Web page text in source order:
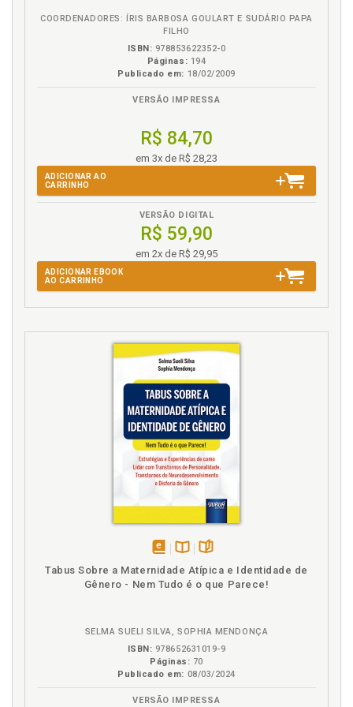
Formulação de hipótese, p. 65
Hábito da definição, p. 23
Hábito da distinção, p. 27
Hábitos de relação, causalidade e sistematização, p.
29
Hipótese. Comprovação da hipótese, p. 50
Hipótese e teoria, p. 43
Hipóteses. Formulação de hipótese, p. 65
Histórico. Método histórico, p. 76
Identificação de dimensões, variáveis, categorias.
Anexo F, p. 119
Indutivo. Método, p. 73
Interrogações. Contexto do problema e
interrogações, p. 59
Introdução, p. 19
Introdução. Questões introdutórias, p. 61
Justificativa e originalidade, p. 61
Marco de referência teórico. Redação sistemática
Método analítico, p. 75
Método comparativo, p. 82
Método de análise de casos na pesquisa qualitativa,
COORDENADORES: ÍRIS BARBOSA GOULART E SUDÁRIO PAPA
FILHO
ISBN: 978853622352-0
Páginas: 194
Publicado em: 18/02/2009
VERSÃO IMPRESSA
R$ 84,70
em 3x de R$ 28,23
ADICIONAR AO
CARRINHO
VERSÃO DIGITAL
R$ 59,90
em 2x de R$ 29,95
ADICIONAR EBOOK
AO CARRINHO
em
na
Tabus Sobre a Maternidade Atípica e Identidade de
Gênero - Nem Tudo é o que Parece!
SELMA SUELI SILVA, SOPHIA MENDONÇA
ISBN: 978652631019-9
Páginas: 70
Publicado em: 08/03/2024
VERSÃO IMPRESSA